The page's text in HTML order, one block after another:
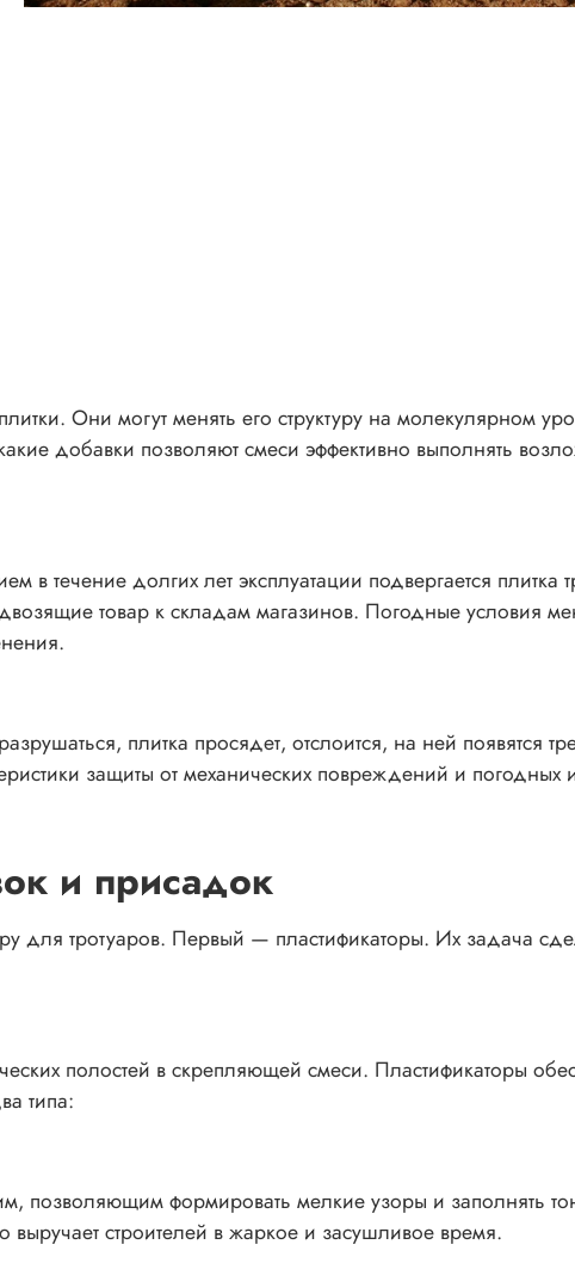
Они могут менять его структуру на молекулярном
добавки позволяют смеси эффективно выполнять
течение долгих лет эксплуатации подвергается плитка
товар к складам магазинов. Погодные условия
плитка просядет, отслоится, на ней появятся
защиты от механических повреждений и погодных
и присадок
для тротуаров. Первый — пластификаторы. Их задача
полостей в скрепляющей смеси. Пластификаторы
типа:
позволяющим формировать мелкие узоры и заполнять
выручает строителей в жаркое и засушливое время.